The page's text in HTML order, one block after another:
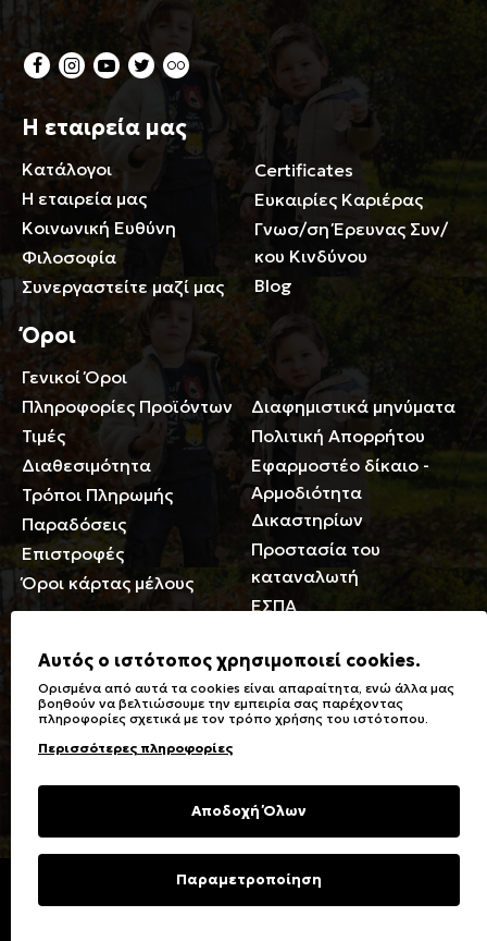
Η εταιρεία μας
Κατάλογοι
Η εταιρεία μας
Κοινωνική Ευθύνη
Φιλοσοφία
Συνεργαστείτε μαζί μας
Certificates
Ευκαιρίες Καριέρας
Γνωσ/ση Έρευνας Συν/
κου Κινδύνου
Blog
Όροι
Γενικοί Όροι
Πληροφορίες Προϊόντων
Τιμές
Διαθεσιμότητα
Τρόποι Πληρωμής
Παραδόσεις
Επιστροφές
Όροι κάρτας μέλους
Περιορισμοί ευθύνης
Διαφημιστικά μηνύματα
Πολιτική Απορρήτου
Εφαρμοστέο δίκαιο -
Αρμοδιότητα
Δικαστηρίων
Προστασία του
καταναλωτή
ΕΣΠΑ
Γενικά
Καταστήματα
Ειδικές Εκπτώσεις ΑμΕΑ
Δωροκάρτες
Συχνές Ερωτήσεις
Φροντίδα Ρούχων
Σύμβολα πλύσης,
σιδερώματος
υφασμάτων
Επικοινωνία
Copyright © 2023 Energiers.gr
Αυτός ο ιστότοπος χρησιμοποιεί cookies.
Ορισμένα από αυτά τα cookies είναι απαραίτητα, ενώ άλλα μας
βοηθούν να βελτιώσουμε την εμπειρία σας παρέχοντας
πληροφορίες σχετικά με τον τρόπο χρήσης του ιστότοπου.
Περισσότερες πληροφορίες
Αποδοχή Όλων
Παραμετροποίηση